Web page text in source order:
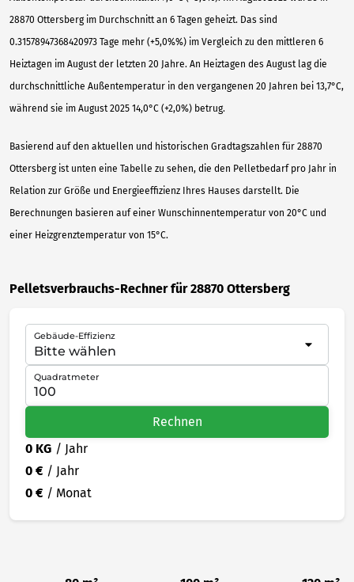
28870 Ottersberg im Durchschnitt an 6 Tagen geheizt. Das sind
0.31578947368420973 Tage mehr (+5,0%%) im Vergleich zu den mittleren 6
Heiztagen im August der letzten 20 Jahre. An Heiztagen des August lag die
durchschnittliche Außentemperatur in den vergangenen 20 Jahren bei 13,7°C,
während sie im August 2025 14,0°C (+2,0%) betrug.
Basierend auf den aktuellen und historischen Gradtagszahlen für 28870
Ottersberg ist unten eine Tabelle zu sehen, die den Pelletbedarf pro Jahr in
Relation zur Größe und Energieeffizienz Ihres Hauses darstellt. Die
Berechnungen basieren auf einer Wunschinnentemperatur von 20°C und
einer Heizgrenztemperatur von 15°C.
Pelletsverbrauchs-Rechner für 28870 Ottersberg
Gebäude-Effizienz
Quadratmeter
Rechnen
0 KG / Jahr
0 € / Jahr
0 € / Monat